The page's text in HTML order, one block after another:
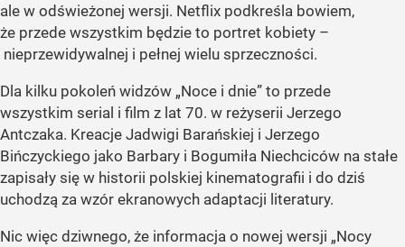
ale w odświeżonej wersji. Netflix podkreśla bowiem,
że przede wszystkim będzie to portret kobiety –
nieprzewidywalnej i pełnej wielu sprzeczności.
Dla kilku pokoleń widzów „Noce i dnie” to przede
wszystkim serial i film z lat 70. w reżyserii Jerzego
Antczaka. Kreacje Jadwigi Barańskiej i Jerzego
Bińczyckiego jako Barbary i Bogumiła Niechciców na stałe
zapisały się w historii polskiej kinematografii i do dziś
uchodzą za wzór ekranowych adaptacji literatury.
Nic więc dziwnego, że informacja o nowej wersji „Nocy